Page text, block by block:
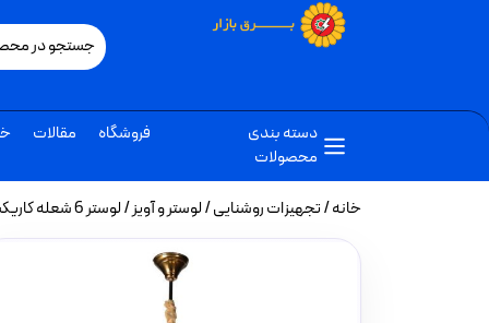
دسته بندی
محصولات
فروشگاه مقالات
خانه/تجهیزات روشنایی/لوستر و آویز/ لوستر 6 شعله کاریکسی مدل L کوتاه برنجی